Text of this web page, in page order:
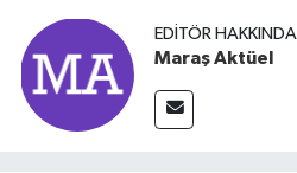
EDITÖR HAKKINDA
Maraş Aktüel